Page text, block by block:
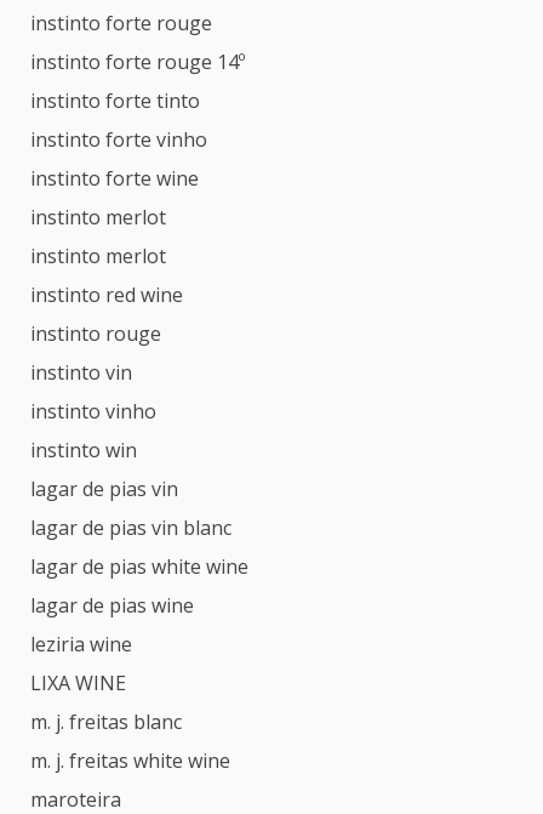
instinto forte rouge
instinto forte rouge 14º
instinto forte tinto
instinto forte vinho
instinto forte wine
instinto merlot
instinto merlot
instinto red wine
instinto rouge
instinto vin
instinto vinho
instinto win
lagar de pias vin
lagar de pias vin blanc
lagar de pias white wine
lagar de pias wine
leziria wine
LIXA WINE
m. j. freitas blanc
m. j. freitas white wine
maroteira